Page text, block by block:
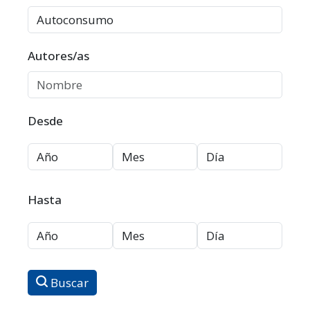
Autores/as
Desde
Hasta
Buscar